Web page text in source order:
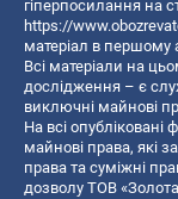
гіперпосилання на
https://
матеріал в першому
Всі матеріали на
дослідження – є
виключні майнові
На всі опубліковані
майнові права, які
права та суміжні
дозволу ТОВ